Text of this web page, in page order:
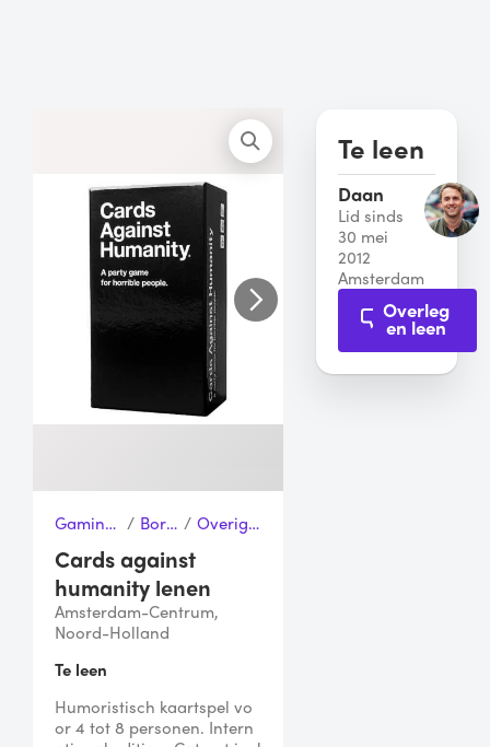
Gaming & Speelgoed / Bordspellen / Overige bordspellen
Cards against
humanity lenen
Amsterdam-Centrum,
Noord-Holland
Te leen
Humoristisch kaartspel vo
or 4 tot 8 personen. Intern
Te leen
Daan
Lid sinds
30 mei
2012
Amsterdam
Overleg
en leen